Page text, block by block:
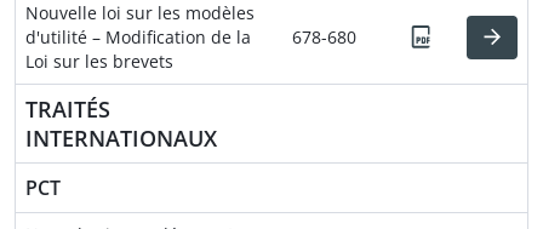
Nouvelle loi sur les modèles
d'utilité – Modification de la
Loi sur les brevets
678-680
TRAITÉS
INTERNATIONAUX
PCT